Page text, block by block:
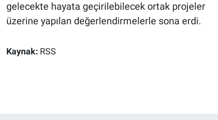
gelecekte hayata geçirilebilecek ortak projeler
üzerine yapılan değerlendirmelerle sona erdi.
Kaynak: RSS